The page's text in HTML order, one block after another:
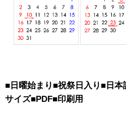
■日曜始まり■祝祭日入り■日
サイズ■PDF■印刷用